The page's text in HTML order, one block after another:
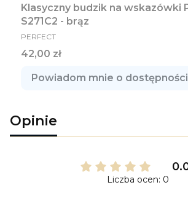
Klasyczny budzik na wskazówki
S271C2 - brąz
PRODUCENT
PERFECT
Cena
42,00 zł
Powiadom mnie o dostępności
Opinie
Liczba ocen: 0